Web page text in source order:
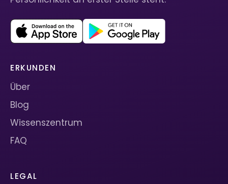
ERKUNDEN
Über
Blog
Wissenszentrum
FAQ
LEGAL